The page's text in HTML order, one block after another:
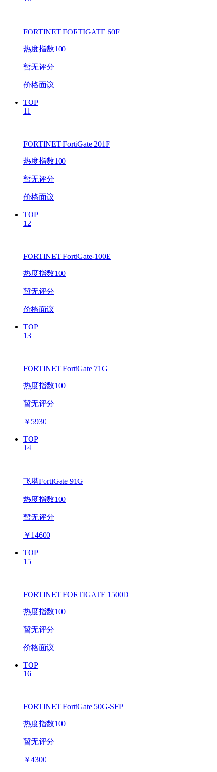
FORTINET FORTIGATE 60F
热度指数100
暂无评分
价格面议
TOP
11
FORTINET FortiGate 201F
热度指数100
暂无评分
价格面议
TOP
12
FORTINET FortiGate-100E
热度指数100
暂无评分
价格面议
TOP
13
FORTINET FortiGate 71G
热度指数100
暂无评分
￥ 5930
TOP
14
飞塔FortiGate 91G
热度指数100
暂无评分
￥ 14600
TOP
15
FORTINET FORTIGATE 1500D
热度指数100
暂无评分
价格面议
TOP
16
FORTINET FortiGate 50G-SFP
热度指数100
暂无评分
￥4300